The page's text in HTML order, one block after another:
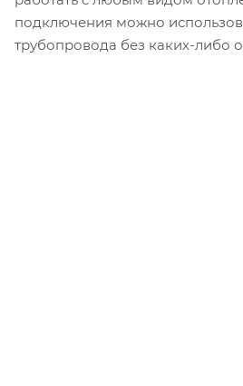
подключения можно
трубопровода без каких-либо